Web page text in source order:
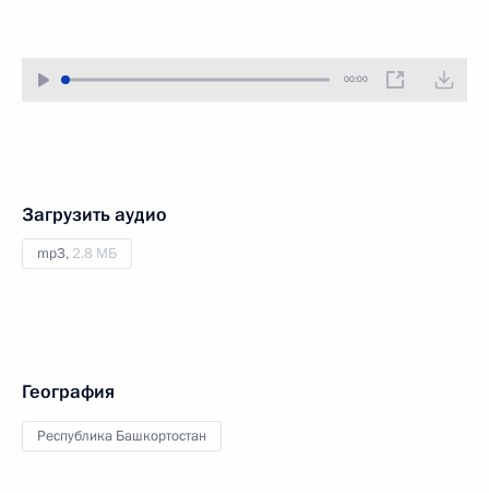
00:00
Загрузить аудио
mp3, 2.8 МБ
География
Республика Башкортостан